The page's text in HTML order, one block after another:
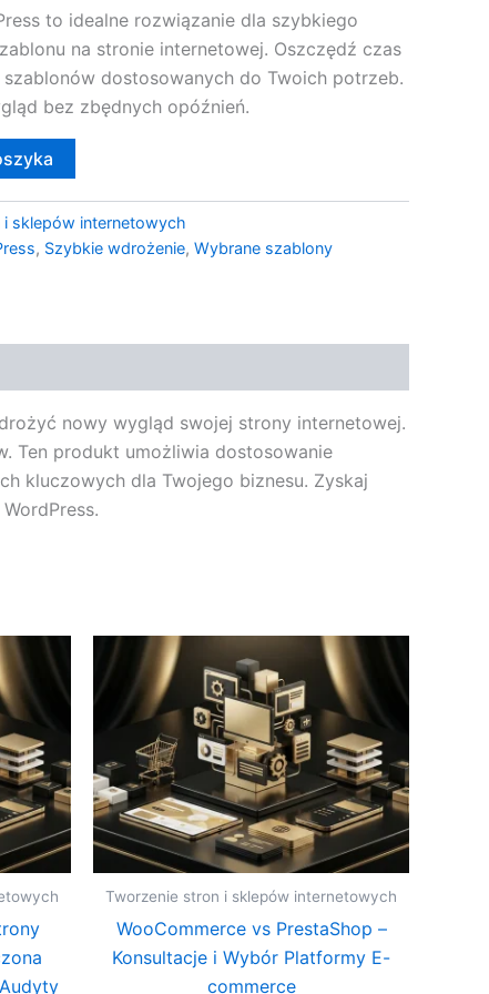
to idealne rozwiązanie dla szybkiego
na stronie internetowej. Oszczędź czas
dostosowanych do Twoich potrzeb.
bez zbędnych opóźnień.
i sklepów internetowych
, Szybkie wdrożenie, Wybrane szablony
nowy wygląd swojej strony internetowej.
Ten produkt umożliwia dostosowanie
kluczowych dla Twojego biznesu. Zyskaj
Tworzenie stron i sklepów internetowych
WooCommerce vs PrestaShop –
Konsultacje i Wybór Platformy E-
commerce